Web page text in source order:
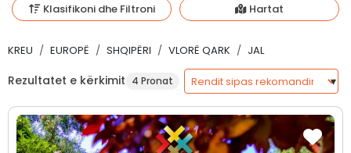
Klasifikoni dhe Filtroni Hartat
KREU EUROPË SHQIPËRI VLORË QARK JAL
Rezultatet e kërkimit 4 Pronat